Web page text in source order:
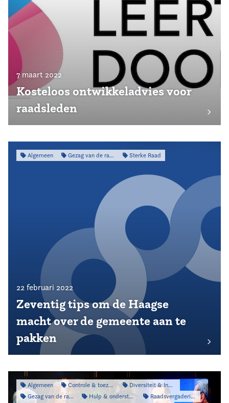
7 maart 2022
Kosteloos ontwikkeladvies voor
raadsleden
Algemeen Gezag van de raad Sterke Raad
22 februari 2022
Zeventig tips om de Haagse
macht over de gemeente aan te
pakken
Algemeen Controle & toezicht
Diversiteit & Inclusiviteit
Gezag van de raad
Hulp & ondersteuning
Raadsvergadering